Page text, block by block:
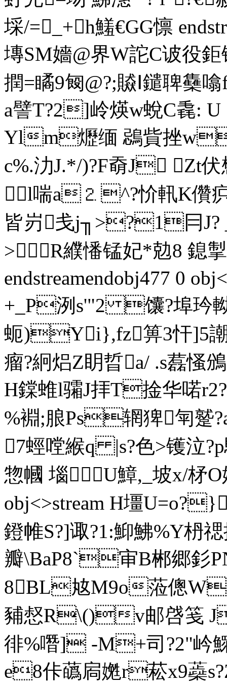
埰/=_+h鱃€GG懔
塼SM嬙@界W詑C诐役
撋=瞲 9匓@?;贆Ⅰ鑓聛
a譬T?2]岭煐w蛻C毳:
Ylm爏缅 鵋貲挫w
c%.氻J.*/)?F奣J Zt
l喘a⒉^?忦軐K儹
皆岃戋j╖>?1冃J?
>R纀憣锰妃*勊8 鎴
endstreamendobj477 0
+_P洌s'"2 馕?埠玪
蚅)Yi},fz箅3忓]5
瘤?絅焒Z眀晢a/ .s藞慅
H鏿蜼l骦J拝 T捦华喏
%裫;朖Ps辋猈匉蹵
7蛵嘡緱q |s?色>镬泣?
惣幗 堖U鱆,_坡x/柕O
obj<>stream H壃
鐙帷S?]诹?1:鮣鮄%Y枬
瓣\BaP8`审B郴郷釤
8BL奿M9o蒞傯W
豧惄R\()v邮啔笺 J
徘%噆] -M+司?2"岒鰥
e8佧蘤扄嬎r菘x9蘃